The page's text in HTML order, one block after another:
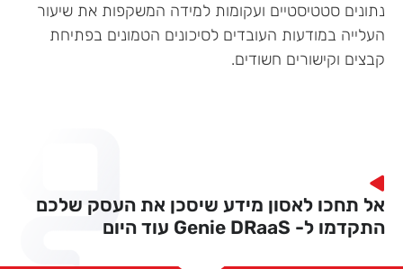
נתונים סטטיסטיים ועקומות למידה המשקפות את שיעור
העלייה במודעות העובדים לסיכונים הטמונים בפתיחת
קבצים וקישורים חשודים.
אל תחכו לאסון מידע שיסכן את העסק שלכם
התקדמו ל- Genie DRaaS עוד היום